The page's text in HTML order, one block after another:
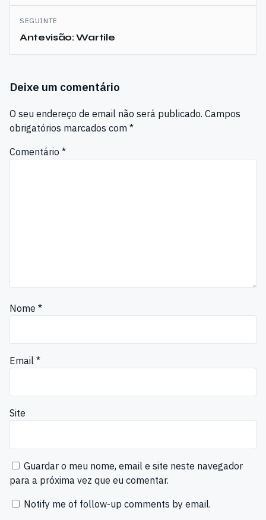
artigos
SEGUINTE
Antevisão: Wartile
Deixe um comentário
O seu endereço de email não será publicado. Campos
obrigatórios marcados com *
Comentário *
Nome *
Email *
Site
Guardar o meu nome, email e site neste navegador
para a próxima vez que eu comentar.
Notify me of follow-up comments by email.